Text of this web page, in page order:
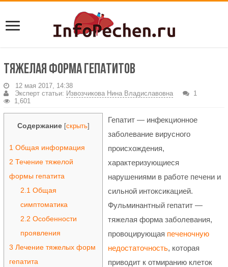
Тяжелая форма гепатитов
12 мая 2017, 14:38
Эксперт статьи: Извозчикова Нина Владиславовна
1
1,601
Содержание [скрыть]
1 Общая информация
2 Течение тяжелой
формы гепатита
2.1Общая
симптоматика
2.2 Особенности
проявления
3 Лечение тяжелых форм
гепатита
Гепатит — инфекционное
заболевание вирусного
происхождения,
характеризующиеся
нарушениями в работе печени и
сильной интоксикацией.
Фульминантный гепатит —
тяжелая форма заболевания,
провоцирующая печеночную
недостаточность, которая
приводит к отмиранию клеток